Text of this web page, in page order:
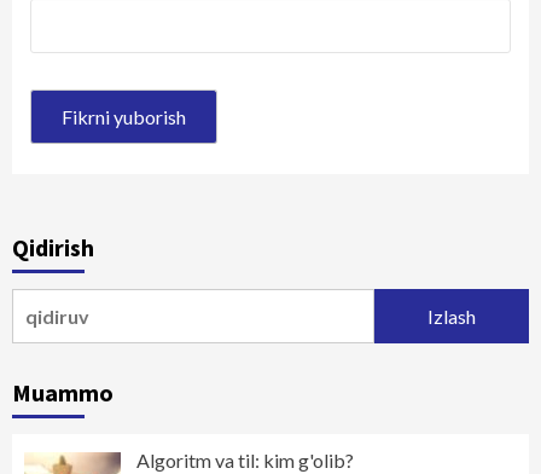
Qidirish
Muammo
Algoritm va til: kim g'olib?